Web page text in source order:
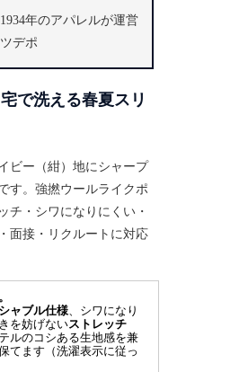
年のアパレルが運営
デポ
で洗える春夏スリ
ビー（紺）地にシャープ
す。強撚ウールライクポ
チ・シワになりにくい・
面接・リクルートに対応
ャブル仕様、シワになり
を妨げないストレッチ
ルのコシある生地感を兼
てます（洗濯表示に従っ